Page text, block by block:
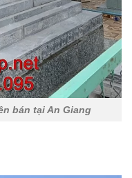
bán tại An Giang